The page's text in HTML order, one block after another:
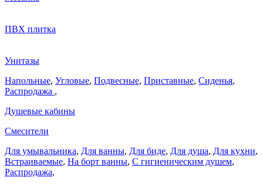
ПВХ плитка
Унитазы
Напольные, Угловые, Подвесные, Приставные, Сиденья,
Распродажа ,
Душевые кабины
Смесители
Для умывальника, Для ванны, Для биде, Для душа, Для кухни,
Встраиваемые, На борт ванны, C гигиеническим душем,
Распродажа,